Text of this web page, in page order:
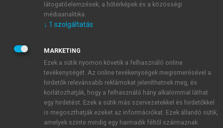
JELSZÓ
JELSZÓ ÚJRA
Kérek értesítést a MeRSZ újdonságairól, akcióiról.
látogatóelemzések, a hőtérképek és a közösségi
médiaanalitika.
↓ 1 szolgáltatás
MARKETING
Ezek a sütik nyomon követik a felhasználó online
tevékenységét. Az online tevékenységek megismerésével a
hirdetők relevánsabb reklámokat jeleníthetnek meg, és
korlátozhatják, hogy a felhasználó hány alkalommal láthat
egy hirdetést. Ezek a sütik más szervezetekkel és hirdetőkkel
is megoszthatják ezeket az információkat. Ezek állandó sütik,
amelyek szinte mindig egy harmadik féltől származnak.